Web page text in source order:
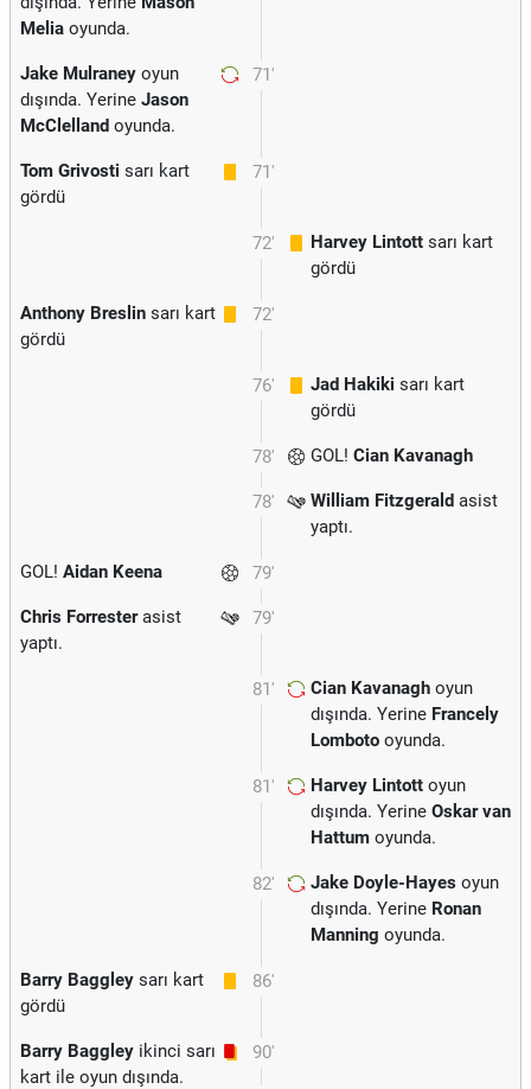
Melia oyunda.
71'
Jake Mulraney oyun
dışında. Yerine Jason
McClelland oyunda.
71'
Tom Grivosti sarı kart
gördü
72' Harvey Lintott sarı kart
gördü
72'
Anthony Breslin sarı kart
gördü
76' Jad Hakiki sarı kart
gördü
78' GOL! Cian Kavanagh
78' William Fitzgerald asist
yaptı.
79'
GOL! Aidan Keena
79'
Chris Forresterasist
yaptı.
81' Cian Kavanagh oyun
dışında. Yerine Francely
Lomboto oyunda.
81' Harvey Lintott oyun
dışında. Yerine Oskar van
Hattum oyunda.
82' Jake Doyle-Hayes oyun
dışında. Yerine Ronan
Manning oyunda.
86'
Barry Baggley sarı kart
gördü
90'
Barry Baggley ikinci sarı
kart ile oyun dışında.